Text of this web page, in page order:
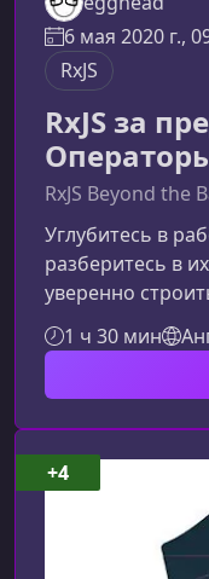
6 мая 2020 г.,
RxJS
RxJS за
RxJS Beyond the
Углубитесь в
разберитесь в
уверенно
оптимизировать
писать более
изучите в этом
они устроены
помогает
также облегчает
собственных
1 ч 30 мин
+4